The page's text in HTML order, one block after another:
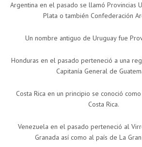
Argentina en el pasado se llamó Provincias
Plata o también Confederación
Un nombre antiguo de Uruguay fue
Honduras en el pasado perteneció a una
Capitanía General de
Costa Rica en un principio se conoció
Costa Rica.
Venezuela en el pasado perteneció al
Granada así como al país de La